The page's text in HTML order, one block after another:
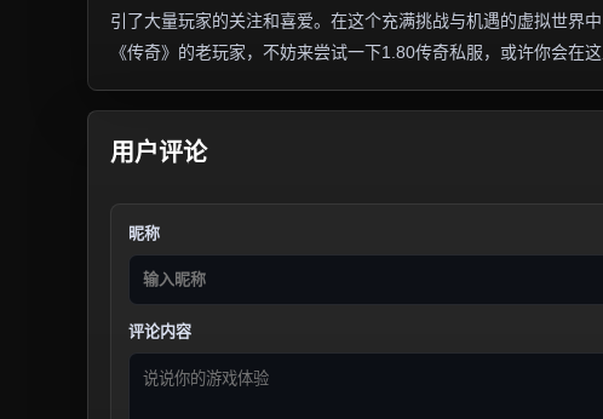
引了大量玩家的关注和喜爱。在这个充满挑战与机遇的虚拟世界
《传奇》的老玩家，不妨来尝试一下1.80传奇私服，或许你会在
用户评论
昵称
评论内容